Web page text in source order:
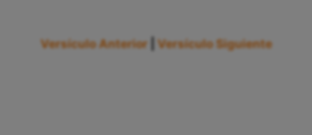
Versículo Anterior Versículo Siguiente